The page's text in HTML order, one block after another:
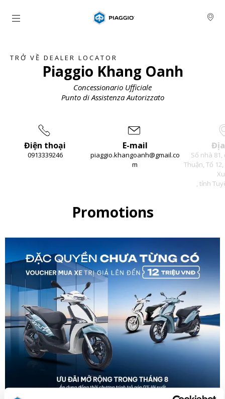
Đi đến bảng tin chính
TRỞ VỀ DEALER LOCATOR
Piaggio Khang Oanh
Concessionario Ufficiale
Punto di Assistenza Autorizzato
Điện thoại
0913339246
E-mail
piaggio.khangoanh@gmail.co
m
Số nhà
Thuận, Tổ
, tỉnh
Promotions